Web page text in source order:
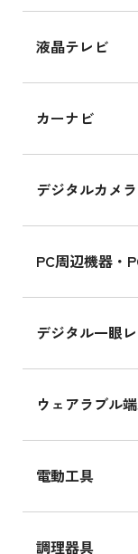
液晶テレビ
カーナビ
デジタルカメラ
PC周辺機器・
デジタル一眼
ウェアラブル
電動工具
調理器具
iPhone
iPhone